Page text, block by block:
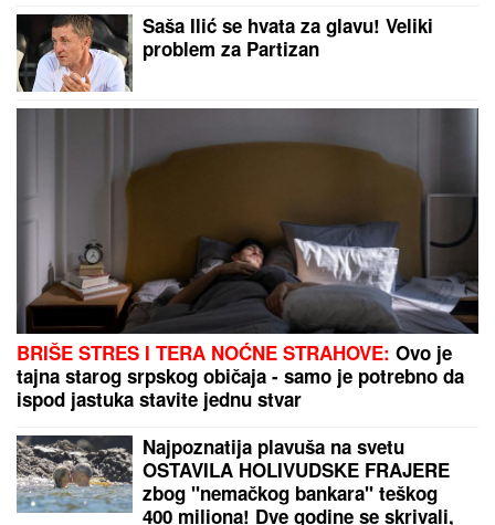
MINA VRBAŠKI POKAZALA
VERENIČKI PRSTEN,progovorila o
planovima sa Viktorom - MAJKU
u godinama! (VIDEO)
"OVO SU OZBILJNE PRETNJE":
Jelena Radanović se oglasila nakon
pretnji Ane Nikolić zbog Raleta